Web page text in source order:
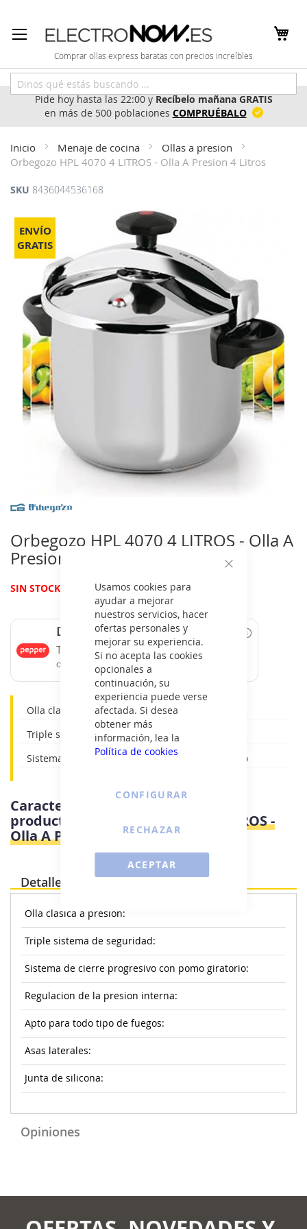
Usamos cookies para
ayudar a mejorar
nuestros servicios, hacer
ofertas personales y
mejorar su experiencia.
Si no acepta las cookies
opcionales a
continuación, su
experiencia puede verse
afectada. Si desea
obtener más
información, lea la
Política de cookies
ACEPTAR
CONFIGURAR
RECHAZAR
al
contenido
Comprar ollas express baratas con precios increíbles
Pide hoy hasta las 22:00 yRecíbelo mañana GRATIS
en más de 500 poblaciones COMPRUÉBALO
Inicio Menaje de cocina
Ollas a presion
Orbegozo HPL 4070 4 LITROS - Olla A Presion 4 Litros
Orbegozo HPL 4070 4 LITROS - Olla A
Presion 4 Litros
SIN STOCK (0 reviews)
Date un capricho
Tus compras de 60€ a 2000€ financiadas
con Pepper.
Olla clasica a presion
Triple sistema de seguridad
Sistema de cierre progresivo con pomo giratorio
ENVÍO
GRATIS
SKU 8436044536168
Saltar
final
de
imágenes
Saltar
de
la
de
Características e información del
producto
Orbegozo HPL 4070 4 LITROS -
Olla A Presion 4 Litros
Detalles
Olla clasica a presion:
Triple sistema de seguridad:
Sistema de cierre progresivo con pomo giratorio:
Regulacion de la presion interna:
Apto para todo tipo de fuegos:
Asas laterales:
Junta de silicona:
Opiniones